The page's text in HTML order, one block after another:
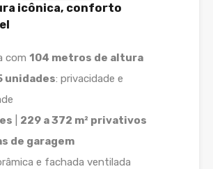
icônica, conforto
com 104 metros de altura
unidades: privacidade e
229 a 372 m² privativos
de garagem
e fachada ventilada